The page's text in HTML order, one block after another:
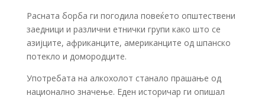
Расната борба ги погодила повеќето општествени
заедници и различни етнички групи како што се
азијците, африканците, американците од шпанско
потекло и домородците.
Употребата на алкохолот станало прашање од
национално значење. Еден историчар ги опишал